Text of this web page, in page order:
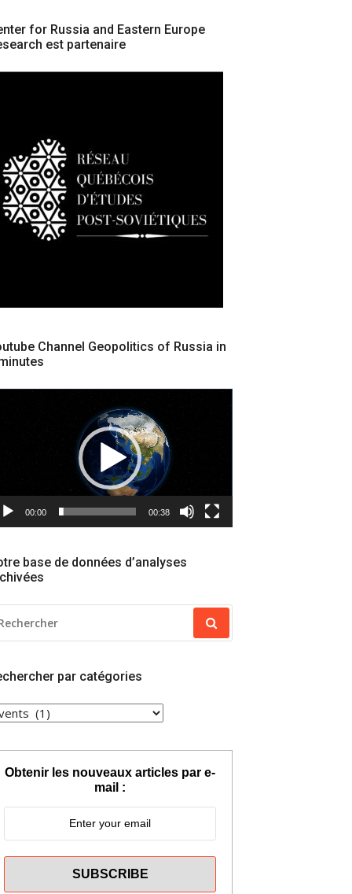
for Russia and Eastern Europe
est partenaire
Channel Geopolitics of Russia in
00:00 00:38
base de données d’analyses
par catégories
Obtenir les nouveaux articles par e-
mail :